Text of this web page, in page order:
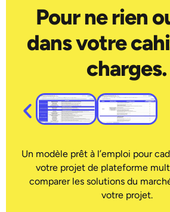
Pour ne rien
dans votre
charges.
Un modèle prêt à l’emploi pour
votre projet de plateforme
comparer les solutions du
votre projet.